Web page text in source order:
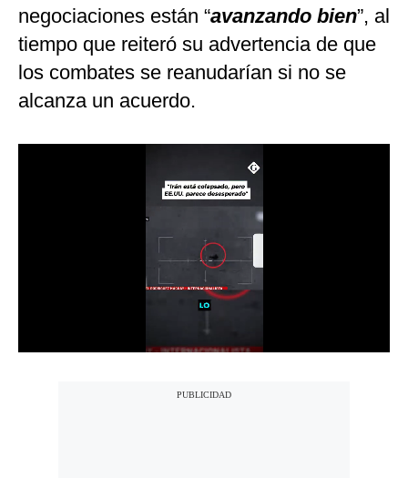
Tecnología
Club del Suscriptor
Mix
negociaciones están “avanzando bien”, al
tiempo que reiteró su advertencia de que
los combates se reanudarían si no se
alcanza un acuerdo.